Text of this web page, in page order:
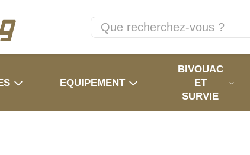
EQUIPEMENT
BIVOUAC
ET
SURVIE